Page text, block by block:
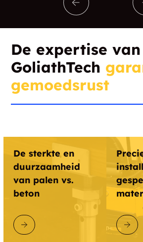
De expertise van
GoliathTech
gemoedsrust
De sterkte en
duurzaamheid
van palen vs.
beton
ONTDEK GOLIATHTECH